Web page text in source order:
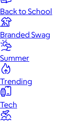
Back to School
Branded Swag
Summer
Trending
Tech